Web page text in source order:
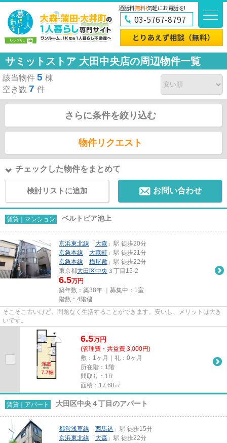
通話料無料!気軽にお電話を!
03-5767-8797
サミットストア 大田中央店の周辺物件一覧
該当物件 5 棟
空き数 7 件
さらに条件を絞り込む
物件リクエスト
チェックした物件をまとめて
検討リストに追加 お問い合わせ
賃貸｜マンション ベルトピア池上
京浜東北線 「 大森 」駅 徒歩20分
京急本線 「 大森町 」駅 徒歩21分
京急本線 「 梅屋敷 」駅 徒歩22分
東京都大田区中央 ３丁目15-2
6.5万円
築年数：築38年 ｜募集中： 1室
階数：4階建
そこそこ古いけど、問題なく生活することができます。安いし、メリットは大き
いです。
6.5万円
(管理費・共益費 3,000円)
敷：1ヶ月｜礼：0ヶ月
所在階：1階
間取り：1R
面積：17.68㎡
賃貸｜アパート 大田区中央４丁目のアパート
都営浅草線 「 西馬込 」駅 徒歩15分
京浜東北線 「 大森 」駅 徒歩22分